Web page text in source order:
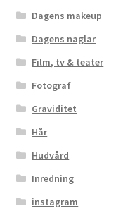
Dagens makeup
Dagens naglar
Film, tv & teater
Fotograf
Graviditet
Hår
Hudvård
Inredning
instagram